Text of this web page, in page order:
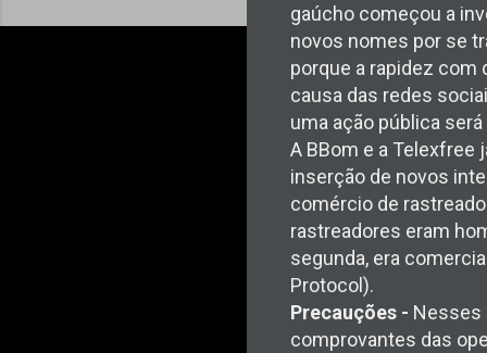
gaúcho começou a
novos nomes por se
porque a rapidez com
causa das redes
uma ação pública
A BBom e a Telexfree
inserção de novos
comércio de
rastreadores eram
segunda, era
Protocol).
Precauções - Nesses
comprovantes das